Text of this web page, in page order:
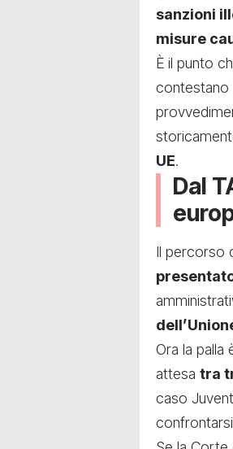
sanzioni
misure
È il punto
contestano
UE.
Dal
Il percorso
Ora la palla
attesa tra
caso